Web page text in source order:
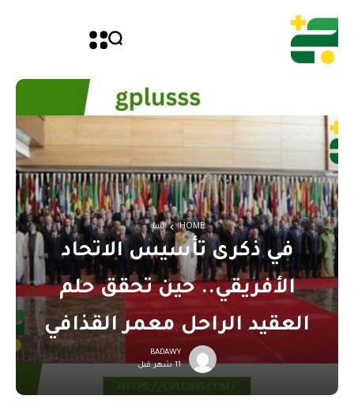
HOME ليبيا
في ذكرى تأسيس الاتحاد
الأفريقي.. حين تحقق حلم
العقيد الراحل معمر القذافي
BADAWY
11 شهر قبل